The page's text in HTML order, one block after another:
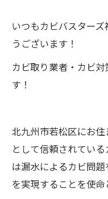
いつもカビバスター
うございます！
カビ取り業者・カビ
す！
北九州市若松区にお
として信頼されてい
は漏水によるカビ問
を実現することを使命